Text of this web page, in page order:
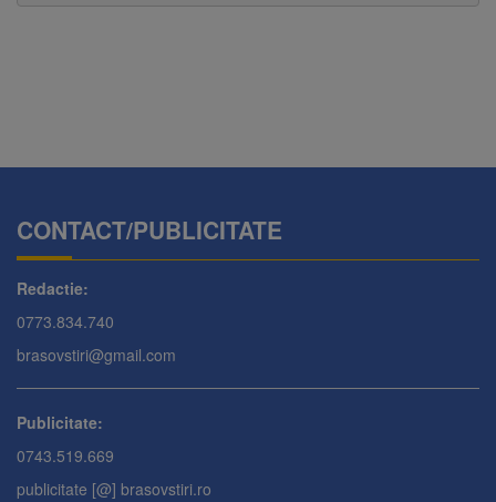
CONTACT/PUBLICITATE
Redactie:
0773.834.740
brasovstiri@gmail.com
Publicitate:
0743.519.669
publicitate [@] brasovstiri.ro